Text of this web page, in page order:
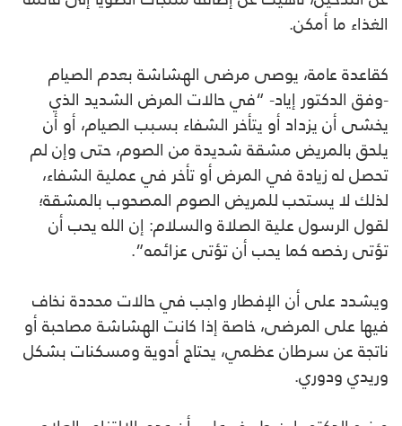
الغذاء ما أمكن.
‎كقاعدة عامة، يوصى مرضى الهشاشة بعدم الصيام
-وفق الدكتور إياد- “في حالات المرض الشديد الذي
يخشى أن يزداد أو يتأخر الشفاء بسبب الصيام، أو أن
يلحق بالمريض مشقة شديدة من الصوم، حتى وإن لم
تحصل له زيادة في المرض أو تأخر في عملية الشفاء،
لذلك لا يستحب للمريض الصوم المصحوب بالمشقة؛
لقول الرسول علية الصلاة والسلام: إن الله يحب أن
تؤتى رخصه كما يحب أن تؤتى عزائمه”.
ويشدد على أن الإفطار واجب في حالات محددة نخاف
فيها على المرضى، خاصة إذا كانت الهشاشة مصاحبة أو
ناتجة عن سرطان عظمي، يحتاج أدوية ومسكنات بشكل
وريدي ودوري.